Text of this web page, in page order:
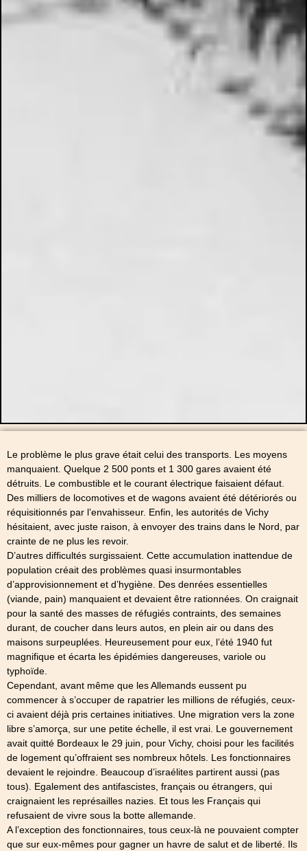
Le problème le plus grave était celui des transports. Les moyens
manquaient. Quelque 2 500 ponts et 1 300 gares avaient été
détruits. Le combustible et le courant électrique faisaient défaut.
Des milliers de locomotives et de wagons avaient été détériorés ou
réquisitionnés par l’envahisseur. Enfin, les autorités de Vichy
hésitaient, avec juste raison, à envoyer des trains dans le Nord, par
crainte de ne plus les revoir.
D’autres difficultés surgissaient. Cette accumulation inattendue de
population créait des problèmes quasi insurmontables
d’approvisionnement et d’hygiène. Des denrées essentielles
(viande, pain) manquaient et devaient être rationnées. On craignait
pour la santé des masses de réfugiés contraints, des semaines
durant, de coucher dans leurs autos, en plein air ou dans des
maisons surpeuplées. Heureusement pour eux, l’été 1940 fut
magnifique et écarta les épidémies dangereuses, variole ou
typhoïde.
Cependant, avant même que les Allemands eussent pu
commencer à s’occuper de rapatrier les millions de réfugiés, ceux-
ci avaient déjà pris certaines initiatives. Une migration vers la zone
libre s’amorça, sur une petite échelle, il est vrai. Le gouvernement
avait quitté Bordeaux le 29 juin, pour Vichy, choisi pour les facilités
de logement qu’offraient ses nombreux hôtels. Les fonctionnaires
devaient le rejoindre. Beaucoup d’israélites partirent aussi (pas
tous). Egalement des antifascistes, français ou étrangers, qui
craignaient les représailles nazies. Et tous les Français qui
refusaient de vivre sous la botte allemande.
A l’exception des fonctionnaires, tous ceux-là ne pouvaient compter
que sur eux-mêmes pour gagner un havre de salut et de liberté. Ils